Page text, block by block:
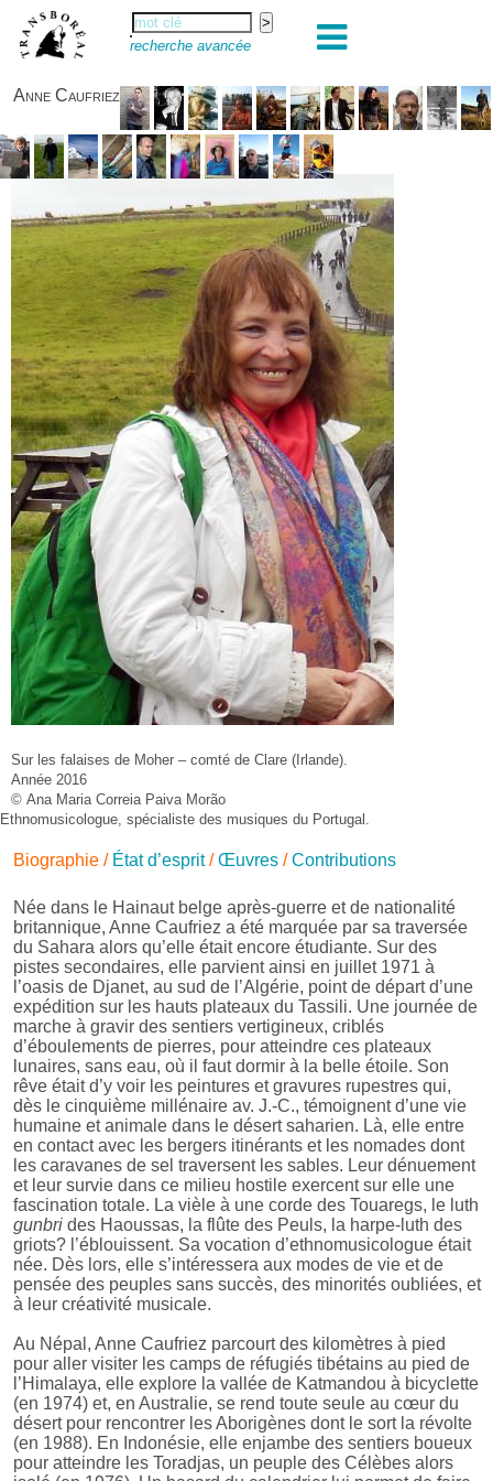
recherche avancée
Anne Caufriez
Sur les falaises de Moher – comté de Clare (Irlande).
Année 2016
© Ana Maria Correia Paiva Morão
Ethnomusicologue, spécialiste des musiques du Portugal.
Biographie / État d’esprit/Œuvres /Contributions
Née dans le Hainaut belge après-guerre et de nationalité
britannique, Anne Caufriez a été marquée par sa traversée
du Sahara alors qu’elle était encore étudiante. Sur des
pistes secondaires, elle parvient ainsi en juillet 1971 à
l’oasis de Djanet, au sud de l’Algérie, point de départ d’une
expédition sur les hauts plateaux du Tassili. Une journée de
marche à gravir des sentiers vertigineux, criblés
d’éboulements de pierres, pour atteindre ces plateaux
lunaires, sans eau, où il faut dormir à la belle étoile. Son
rêve était d’y voir les peintures et gravures rupestres qui,
dès le cinquième millénaire av. J.-C., témoignent d’une vie
humaine et animale dans le désert saharien. Là, elle entre
en contact avec les bergers itinérants et les nomades dont
les caravanes de sel traversent les sables. Leur dénuement
et leur survie dans ce milieu hostile exercent sur elle une
fascination totale. La vièle à une corde des Touaregs, le luth
gunbri des Haoussas, la flûte des Peuls, la harpe-luth des
griots? l’éblouissent. Sa vocation d’ethnomusicologue était
née. Dès lors, elle s’intéressera aux modes de vie et de
pensée des peuples sans succès, des minorités oubliées, et
à leur créativité musicale.
Au Népal, Anne Caufriez parcourt des kilomètres à pied
pour aller visiter les camps de réfugiés tibétains au pied de
l’Himalaya, elle explore la vallée de Katmandou à bicyclette
(en 1974) et, en Australie, se rend toute seule au cœur du
désert pour rencontrer les Aborigènes dont le sort la révolte
(en 1988). En Indonésie, elle enjambe des sentiers boueux
pour atteindre les Toradjas, un peuple des Célèbes alors